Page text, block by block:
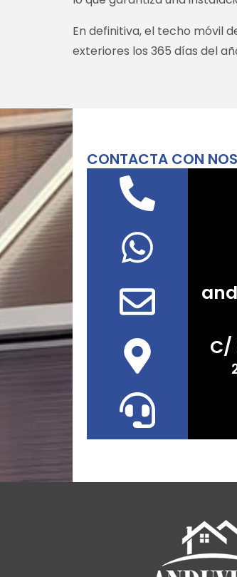
En definitiva, el techo móvil
exteriores los 365 días del
CONTACTA CON
C/